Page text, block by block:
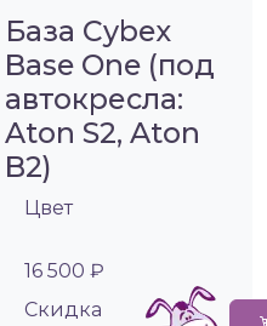
База Cybex
Base One (под
автокресла:
Aton S2, Aton
B2)
Цвет
16 500 ₽
Cкидка